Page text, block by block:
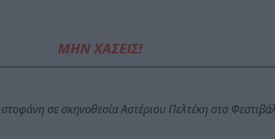
ΜΗΝ ΧΑΣΕΙΣ!
σε σκηνοθεσία Αστέριου Πελτέκη στο